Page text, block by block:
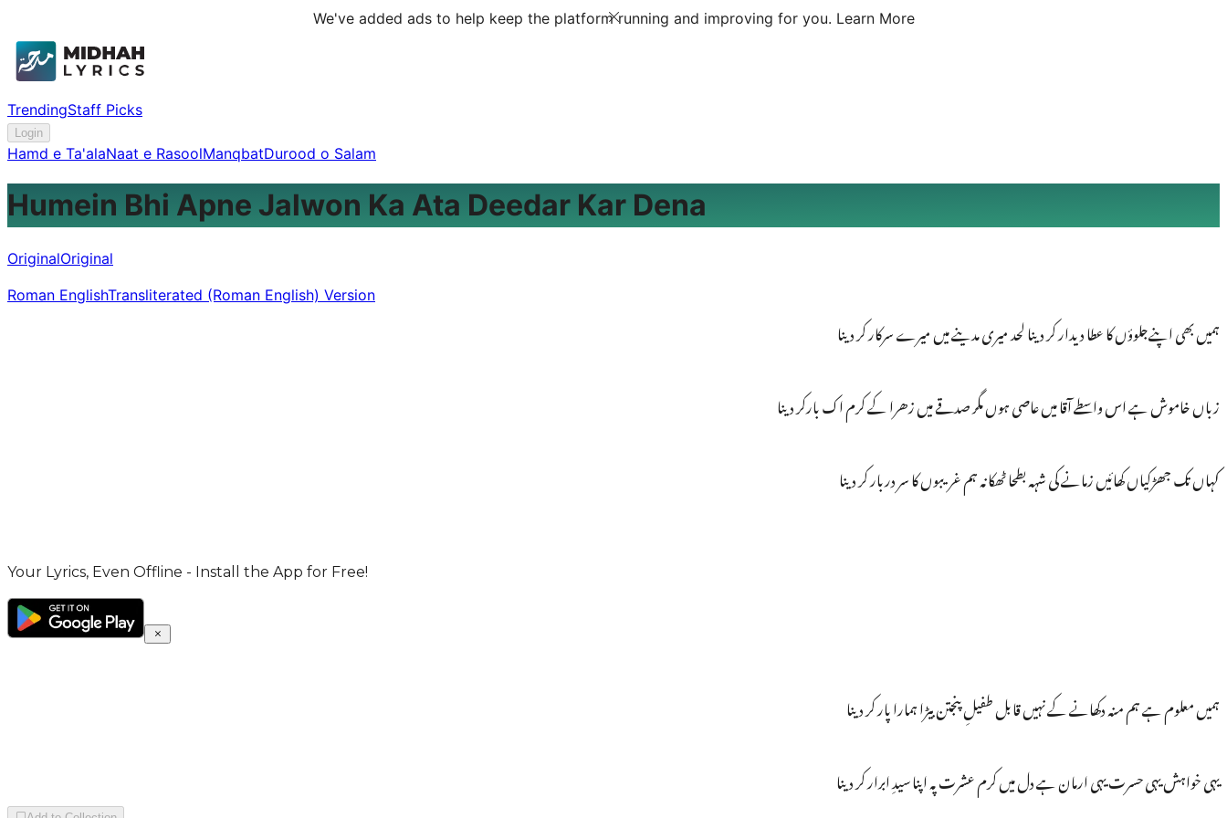
We've added ads to help keep the platform running and improving for you. Learn More
TrendingStaff Picks
Login
Hamd e Ta'alaNaat e RasoolManqbatDurood o Salam
Humein Bhi Apne Jalwon Ka Ata Deedar Kar Dena
OriginalOriginal
Roman EnglishTransliterated (Roman English) Version
ہمیں بھی اپنےجلوؤں کا عطا دیدار کر دینا لحد میری مدینے میں میرے سرکار کر دینا
زباں خاموش ہے اس واسطے آقا میں عاصی ہوں مگر صدقے میں زھرا کے کرم اک بارکر دینا
کہاں تک جھڑکیاں کھائیں زمانے کی شہہ بطحا ٹھکانہ ہم غریبوں کا سر دربار کر دینا
Your Lyrics, Even Offline - Install the App for Free!
ہمیں معلوم ہے ہم منہ دکھانے کے نہیں قابل طفیلِ پنجتن بیڑا ہمارا پار کر دینا
یہی خواہش یہی حسرت یہی ارمان ہے دل میں کرم عشرت پہ اپنا سیدِ ابرار کر دینا